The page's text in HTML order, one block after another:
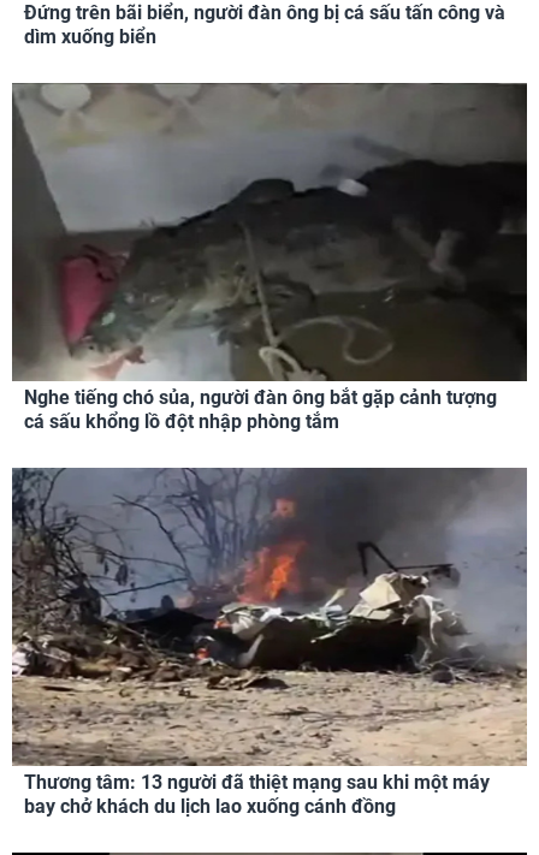
Đứng trên bãi biển, người đàn ông bị cá sấu tấn công và
dìm xuống biển
Nghe tiếng chó sủa, người đàn ông bắt gặp cảnh tượng
cá sấu khổng lồ đột nhập phòng tắm
Thương tâm: 13 người đã thiệt mạng sau khi một máy
bay chở khách du lịch lao xuống cánh đồng